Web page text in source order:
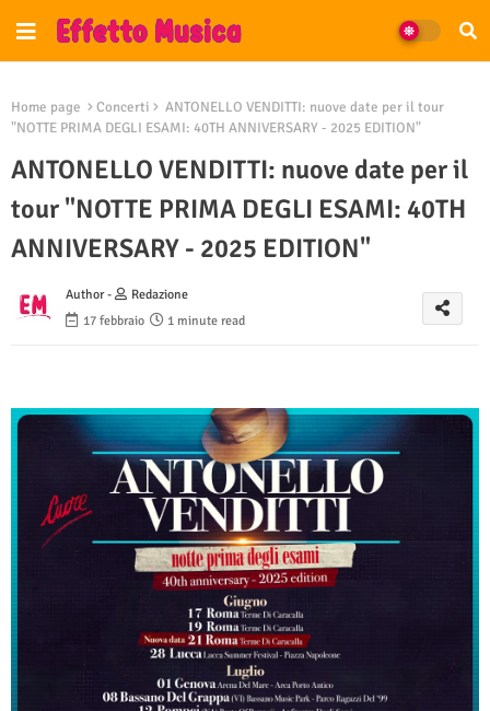
Home page Concerti
ANTONELLO VENDITTI: nuove date per il tour
"NOTTE PRIMA DEGLI ESAMI: 40TH ANNIVERSARY - 2025 EDITION"
ANTONELLO VENDITTI: nuove date per il
tour "NOTTE PRIMA DEGLI ESAMI: 40TH
ANNIVERSARY - 2025 EDITION"
Author -
Redazione
17 febbraio
1 minute read